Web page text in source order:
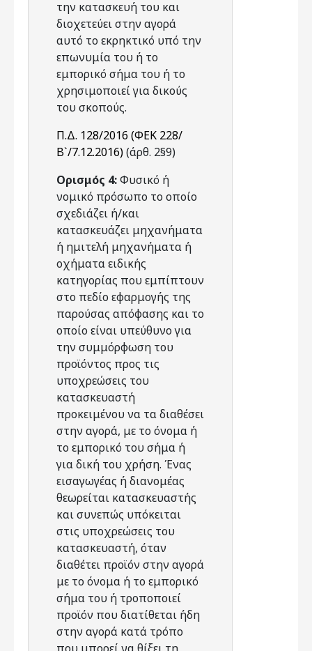
την κατασκευή του και
διοχετεύει στην αγορά
αυτό το εκρηκτικό υπό την
επωνυμία του ή το
εμπορικό σήμα του ή το
χρησιμοποιεί για δικούς
του σκοπούς.
Π.Δ. 128/2016 (ΦΕΚ 228/
Β`/7.12.2016)(άρθ. 2§9)
Ορισμός 4:Φυσικό ή
νομικό πρόσωπο το οποίο
σχεδιάζει ή/και
κατασκευάζει μηχανήματα
ή ημιτελή μηχανήματα ή
οχήματα ειδικής
κατηγορίας που εμπίπτουν
στο πεδίο εφαρμογής της
παρούσας απόφασης και το
οποίο είναι υπεύθυνο για
την συμμόρφωση του
προϊόντος προς τις
υποχρεώσεις του
κατασκευαστή
προκειμένου να τα διαθέσει
στην αγορά, με το όνομα ή
το εμπορικό του σήμα ή
για δική του χρήση. Ένας
εισαγωγέας ή διανομέας
θεωρείται κατασκευαστής
και συνεπώς υπόκειται
στις υποχρεώσεις του
κατασκευαστή, όταν
διαθέτει προϊόν στην αγορά
με το όνομα ή το εμπορικό
σήμα του ή τροποποιεί
προϊόν που διατίθεται ήδη
στην αγορά κατά τρόπο